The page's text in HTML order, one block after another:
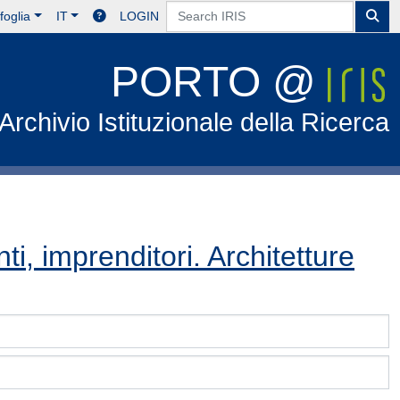
IT LOGIN
PORTO @
Istituzionale della Ricerca
imprenditori. Architetture